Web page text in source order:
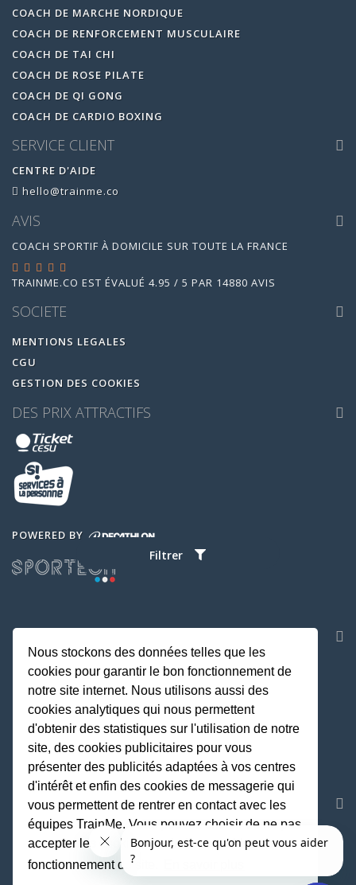
Filtrer
COACH DE MARCHE NORDIQUE
COACH DE RENFORCEMENT MUSCULAIRE
COACH DE TAI CHI
COACH DE ROSE PILATE
COACH DE QI GONG
COACH DE CARDIO BOXING
SERVICE CLIENT
CENTRE D'AIDE
hello@trainme.co
AVIS
COACH SPORTIF À DOMICILE SUR TOUTE LA FRANCE
TRAINME.CO EST ÉVALUÉ 4.95 / 5 PAR 14880 AVIS
SOCIETE
MENTIONS LEGALES
CGU
GESTION DES COOKIES
DES PRIX ATTRACTIFS
POWERED BY
REJOIGNEZ LA COMMUNAUTE
Fait avec
Nous stockons des données telles que les
cookies pour garantir le bon fonctionnement de
notre site internet. Nous utilisons aussi des
cookies analytiques qui nous permettent
d'obtenir des statistiques sur l'utilisation de notre
site, des cookies publicitaires pour vous
présenter des publicités adaptées à vos centres
d'intérêt et enfin des cookies de messagerie qui
vous permettent de rentrer en contact avec les
équipes TrainMe. Vous pouvez choisir de ne pas
accepter les cookies non indispensables au
fonctionnement du site.